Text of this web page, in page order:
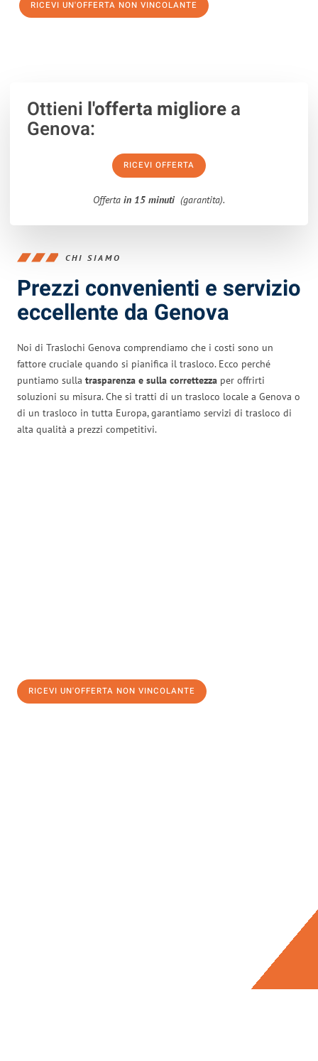
RICEVI UN'OFFERTA NON VINCOLANTE
Ottieni l'offerta migliorea
Genova:
RICEVI OFFERTA
Offerta in 15 minuti (garantita).
CHI SIAMO
Prezzi convenienti e servizio
eccellente da Genova
Noi di Traslochi Genova comprendiamo che i costi sono un
fattore cruciale quando si pianifica il trasloco. Ecco perché
puntiamo sulla trasparenza e sulla correttezza per offrirti
soluzioni su misura. Che si tratti di un trasloco locale a Genova o
di un trasloco in tutta Europa, garantiamo servizi di trasloco di
alta qualità a prezzi competitivi.
RICEVI UN'OFFERTA NON VINCOLANTE